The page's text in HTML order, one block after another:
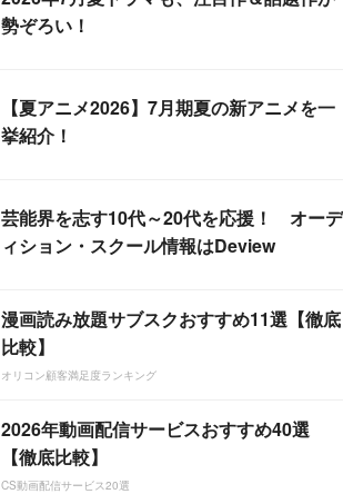
勢ぞろい！
【夏アニメ2026】7月期夏の新アニメを一
挙紹介！
芸能界を志す10代～20代を応援！ オーデ
ィション・スクール情報はDeview
漫画読み放題サブスクおすすめ11選【徹底
比較】
オリコン顧客満足度ランキング
2026年動画配信サービスおすすめ40選
【徹底比較】
CS動画配信サービス20選